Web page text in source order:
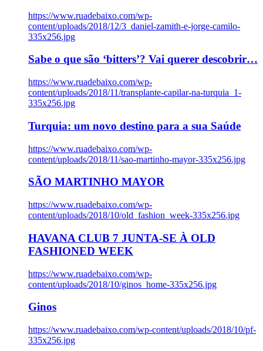
https://www.ruadebaixo.com/wp-
content/uploads/2018/12/3_daniel-zamith-e-jorge-camilo-
335x256.jpg
Sabe o que são ‘bitters’? Vai querer descobrir…
https://www.ruadebaixo.com/wp-
content/uploads/2018/11/transplante-capilar-na-turquia_1-
335x256.jpg
Turquia: um novo destino para a sua Saúde
https://www.ruadebaixo.com/wp-
content/uploads/2018/11/sao-martinho-mayor-335x256.jpg
SÃO MARTINHO MAYOR
https://www.ruadebaixo.com/wp-
content/uploads/2018/10/old_fashion_week-335x256.jpg
HAVANA CLUB 7 JUNTA-SE À OLD
FASHIONED WEEK
https://www.ruadebaixo.com/wp-
content/uploads/2018/10/ginos_home-335x256.jpg
Ginos
https://www.ruadebaixo.com/wp-content/uploads/2018/10/pf-
335x256.jpg